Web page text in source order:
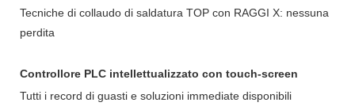
Tecniche di collaudo di saldatura TOP con RAGGI X: nessuna
perdita
Controllore PLC intellettualizzato con touch-screen
Tutti i record di guasti e soluzioni immediate disponibili